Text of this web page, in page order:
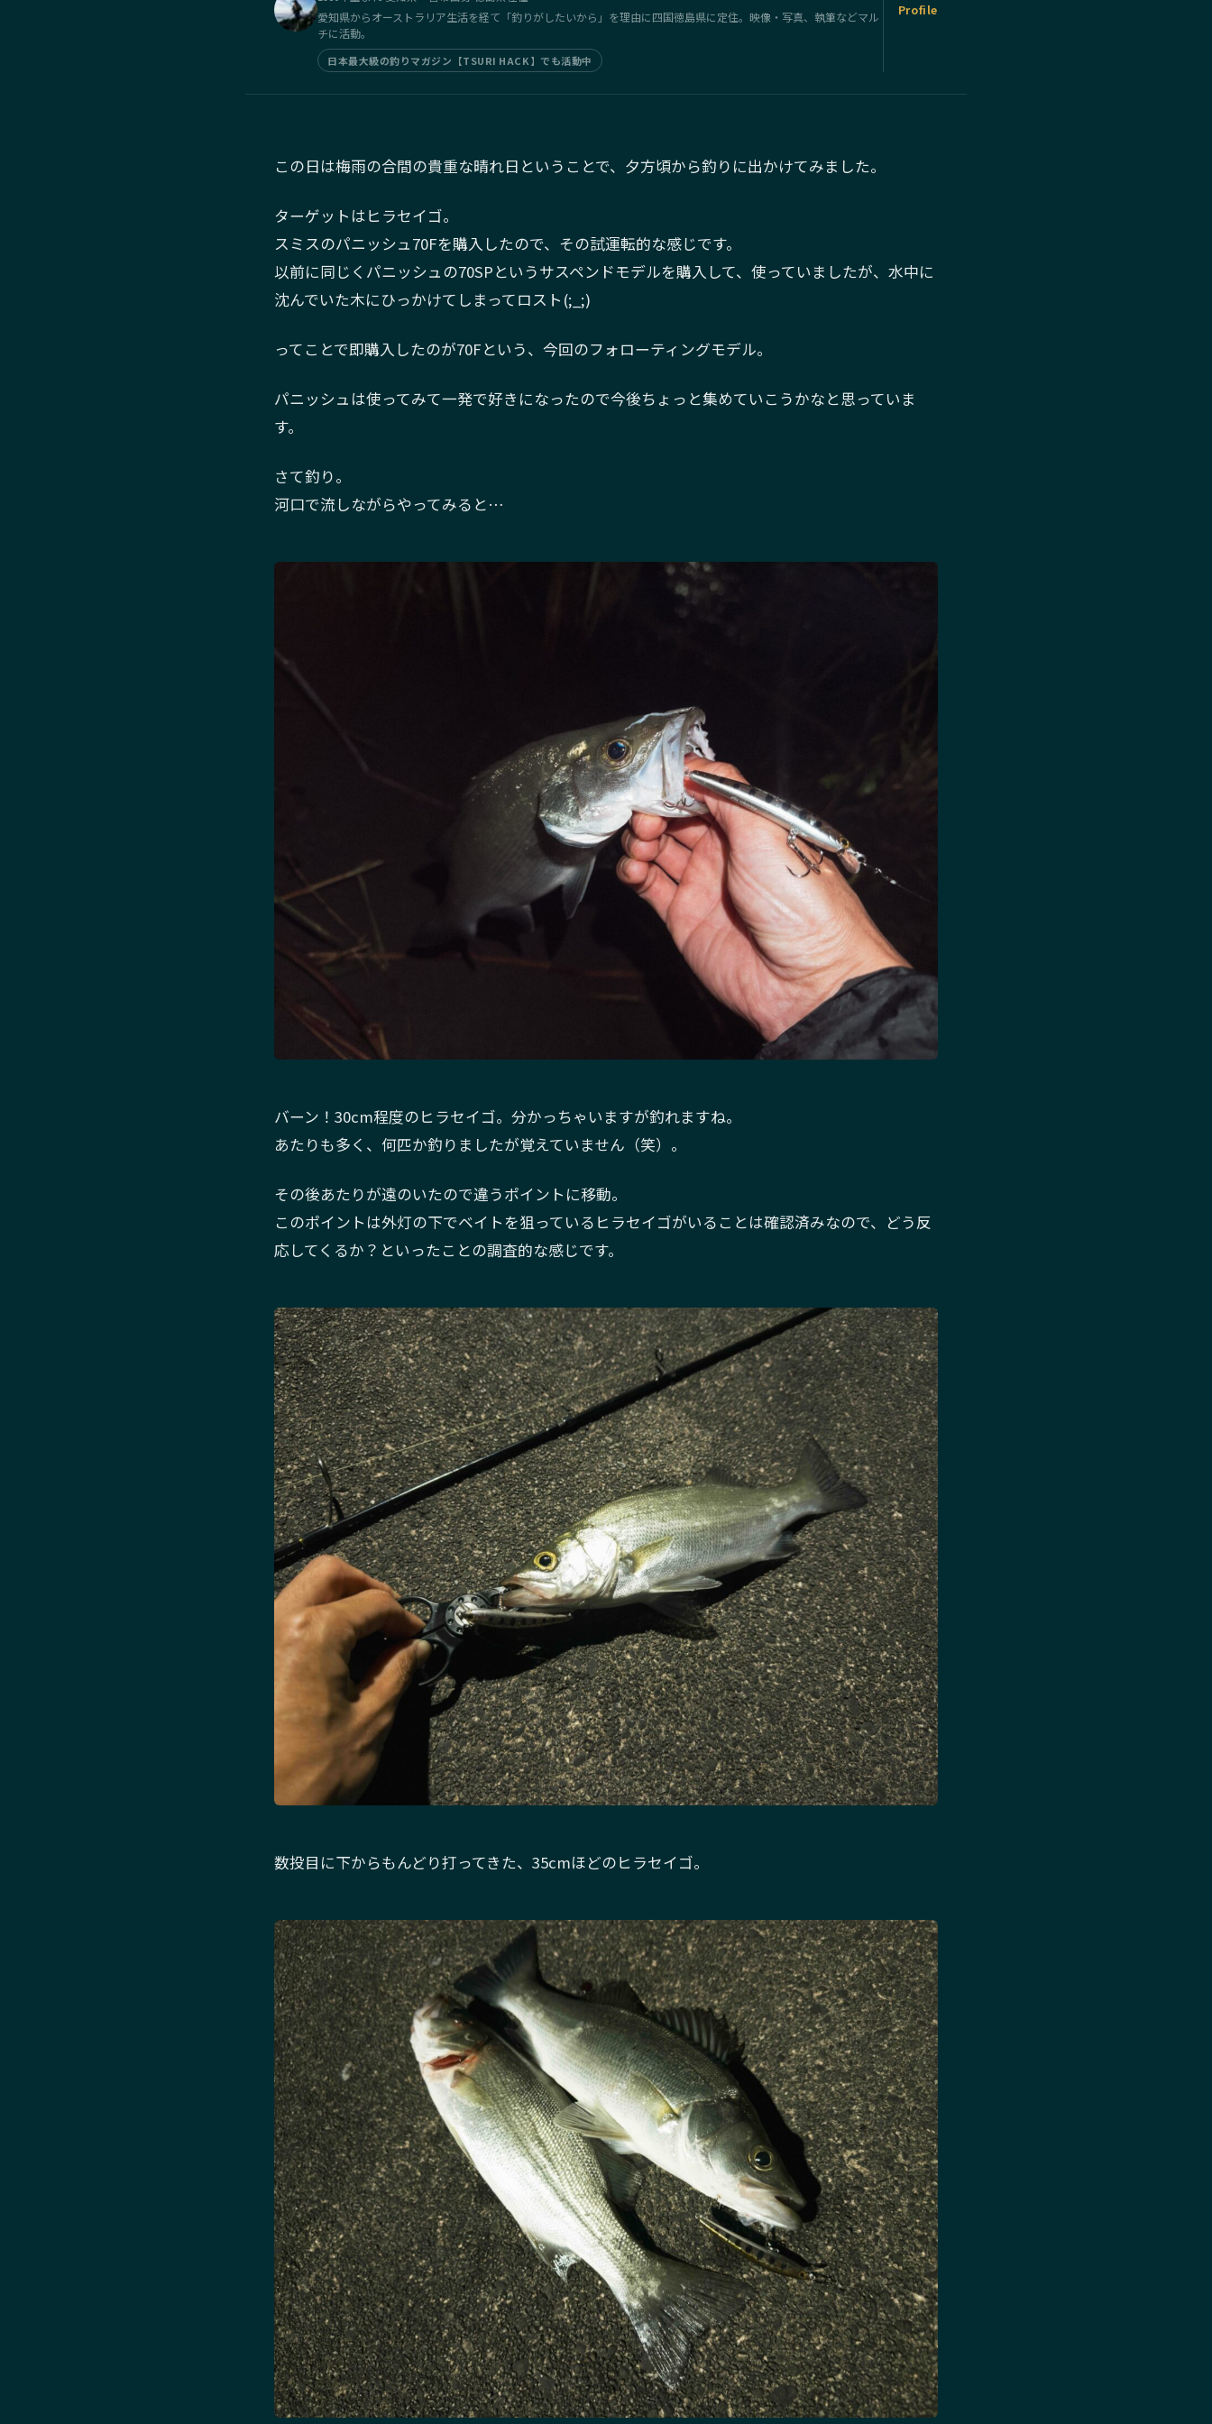
愛知県からオーストラリア生活を経て「釣りがしたいから」を理由に四国徳島県に定住。映像・写真、執筆などマル
チに活動。
日本最大級の釣りマガジン【TSURI HACK】でも活動中
Profile
この日は梅雨の合間の貴重な晴れ日ということで、夕方頃から釣りに出かけてみました。
ターゲットはヒラセイゴ。
スミスのパニッシュ70Fを購入したので、その試運転的な感じです。
以前に同じくパニッシュの70SPというサスペンドモデルを購入して、使っていましたが、水中に
沈んでいた木にひっかけてしまってロスト(;_;)
ってことで即購入したのが70Fという、今回のフォローティングモデル。
パニッシュは使ってみて一発で好きになったので今後ちょっと集めていこうかなと思っていま
す。
さて釣り。
河口で流しながらやってみると…
バーン！30cm程度のヒラセイゴ。分かっちゃいますが釣れますね。
あたりも多く、何匹か釣りましたが覚えていません（笑）。
その後あたりが遠のいたので違うポイントに移動。
このポイントは外灯の下でベイトを狙っているヒラセイゴがいることは確認済みなので、どう反
応してくるか？といったことの調査的な感じです。
数投目に下からもんどり打ってきた、35cmほどのヒラセイゴ。